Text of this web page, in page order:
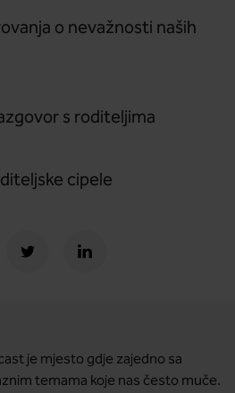
o nevažnosti naših
s roditeljima
cipele
je mjesto gdje zajedno sa
temama koje nas često muče.